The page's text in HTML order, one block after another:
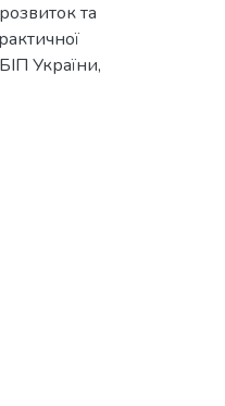
та
України,